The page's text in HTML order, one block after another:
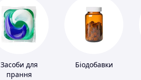
Засоби для
прання
Біодобавки